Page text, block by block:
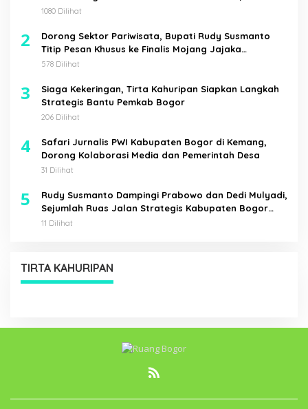
Staycation, Meeting, dan Kuliner di Jakarta Selatan
1080 Dilihat
2
Dorong Sektor Pariwisata, Bupati Rudy Susmanto
Titip Pesan Khusus ke Finalis Mojang Jajaka
Kabupaten Bogor
578 Dilihat
3
Siaga Kekeringan, Tirta Kahuripan Siapkan Langkah
Strategis Bantu Pemkab Bogor
206 Dilihat
4
Safari Jurnalis PWI Kabupaten Bogor di Kemang,
Dorong Kolaborasi Media dan Pemerintah Desa
31 Dilihat
5
Rudy Susmanto Dampingi Prabowo dan Dedi Mulyadi,
Sejumlah Ruas Jalan Strategis Kabupaten Bogor
Diresmikan
11 Dilihat
TIRTA KAHURIPAN